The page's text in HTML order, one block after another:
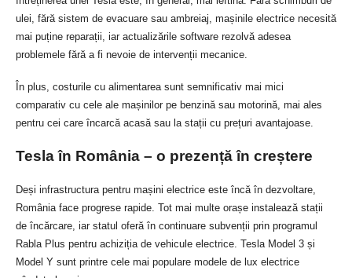
ulei, fără sistem de evacuare sau ambreiaj, mașinile electrice necesită
mai puține reparații, iar actualizările software rezolvă adesea
problemele fără a fi nevoie de intervenții mecanice.
În plus, costurile cu alimentarea sunt semnificativ mai mici
comparativ cu cele ale mașinilor pe benzină sau motorină, mai ales
pentru cei care încarcă acasă sau la stații cu prețuri avantajoase.
Tesla în România – o prezență în creștere
Deși infrastructura pentru mașini electrice este încă în dezvoltare,
România face progrese rapide. Tot mai multe orașe instalează stații
de încărcare, iar statul oferă în continuare subvenții prin programul
Rabla Plus pentru achiziția de vehicule electrice. Tesla Model 3 și
Model Y sunt printre cele mai populare modele de lux electrice